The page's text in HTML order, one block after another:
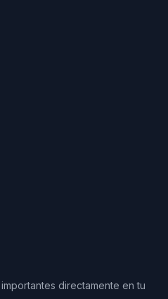
directamente en tu